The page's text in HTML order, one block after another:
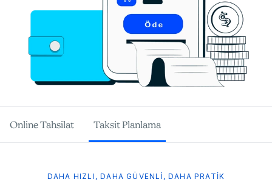
Online Tahsilat Taksit Planlama
DAHA HIZLI, DAHA GÜVENLİ, DAHA PRATİK